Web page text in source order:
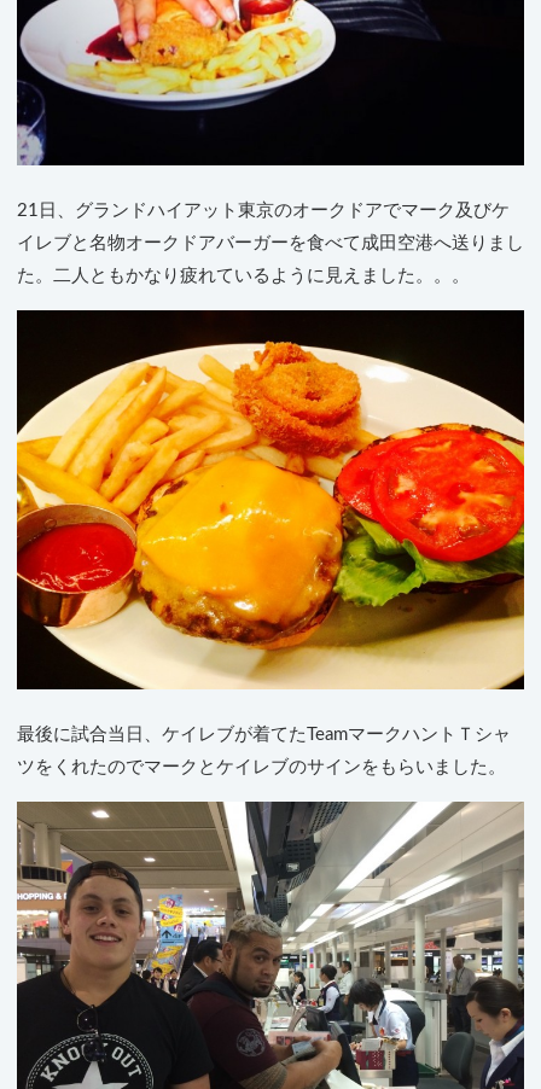
21日、グランドハイアット東京のオークドアでマーク及びケ
イレブと名物オークドアバーガーを食べて成田空港へ送りまし
た。二人ともかなり疲れているように見えました。。。
最後に試合当日、ケイレブが着てたTeamマークハントＴシャ
ツをくれたのでマークとケイレブのサインをもらいました。